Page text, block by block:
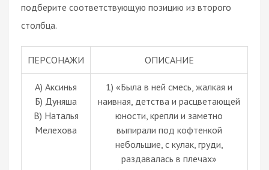
подберите соответствующую позицию из второго
столбца.
ПЕРСОНАЖИ ОПИСАНИЕ
А) Аксинья
Б) Дуняша
В) Наталья
Мелехова
1) «Была в ней смесь, жалкая и
наивная, детства и расцветающей
юности, крепли и заметно
выпирали под кофтенкой
небольшие, с кулак, груди,
раздавалась в плечах»